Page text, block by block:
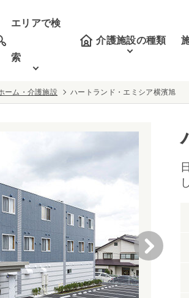
エリアで検
索
介護施設の種類
ーム・介護施設 ハートランド・エミシア横濱旭